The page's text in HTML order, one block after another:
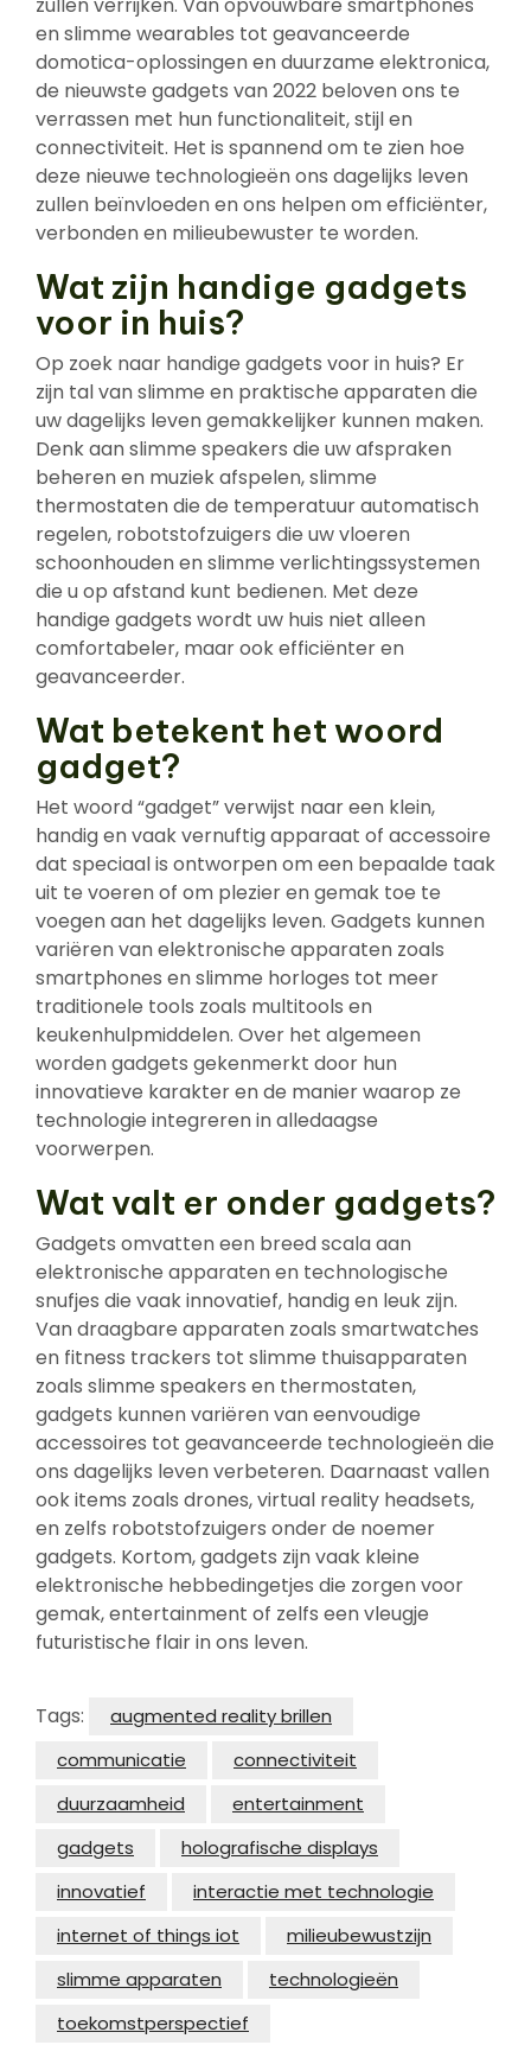
en slimme wearables tot geavanceerde
domotica-oplossingen en duurzame elektronica,
de nieuwste gadgets van 2022 beloven ons te
verrassen met hun functionaliteit, stijl en
connectiviteit. Het is spannend om te zien hoe
deze nieuwe technologieën ons dagelijks leven
zullen beïnvloeden en ons helpen om efficiënter,
verbonden en milieubewuster te worden.
Wat zijn handige gadgets
voor in huis?
Op zoek naar handige gadgets voor in huis? Er
zijn tal van slimme en praktische apparaten die
uw dagelijks leven gemakkelijker kunnen maken.
Denk aan slimme speakers die uw afspraken
beheren en muziek afspelen, slimme
thermostaten die de temperatuur automatisch
regelen, robotstofzuigers die uw vloeren
schoonhouden en slimme verlichtingssystemen
die u op afstand kunt bedienen. Met deze
handige gadgets wordt uw huis niet alleen
comfortabeler, maar ook efficiënter en
geavanceerder.
Wat betekent het woord
gadget?
Het woord “gadget” verwijst naar een klein,
handig en vaak vernuftig apparaat of accessoire
dat speciaal is ontworpen om een bepaalde taak
uit te voeren of om plezier en gemak toe te
voegen aan het dagelijks leven. Gadgets kunnen
variëren van elektronische apparaten zoals
smartphones en slimme horloges tot meer
traditionele tools zoals multitools en
keukenhulpmiddelen. Over het algemeen
worden gadgets gekenmerkt door hun
innovatieve karakter en de manier waarop ze
technologie integreren in alledaagse
voorwerpen.
Wat valt er onder gadgets?
Gadgets omvatten een breed scala aan
elektronische apparaten en technologische
snufjes die vaak innovatief, handig en leuk zijn.
Van draagbare apparaten zoals smartwatches
en fitness trackers tot slimme thuisapparaten
zoals slimme speakers en thermostaten,
gadgets kunnen variëren van eenvoudige
accessoires tot geavanceerde technologieën die
ons dagelijks leven verbeteren. Daarnaast vallen
ook items zoals drones, virtual reality headsets,
en zelfs robotstofzuigers onder de noemer
gadgets. Kortom, gadgets zijn vaak kleine
elektronische hebbedingetjes die zorgen voor
gemak, entertainment of zelfs een vleugje
futuristische flair in ons leven.
Tags:
augmented reality brillen
communicatie
connectiviteit
duurzaamheid
entertainment
gadgets
holografische displays
innovatief
interactie met technologie
internet of things iot
milieubewustzijn
slimme apparaten
technologieën
toekomstperspectief